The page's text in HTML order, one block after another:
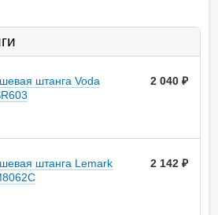
штанга Voda
2 040
штанга Lemark
2 142